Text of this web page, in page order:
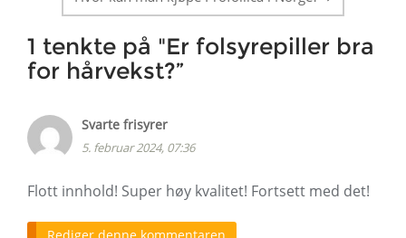
1 tenkte på "Er folsyrepiller bra
for hårvekst?”
Svarte frisyrer
5. februar 2024, 07:36
Flott innhold! Super høy kvalitet! Fortsett med det!